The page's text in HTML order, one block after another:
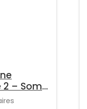
– Som